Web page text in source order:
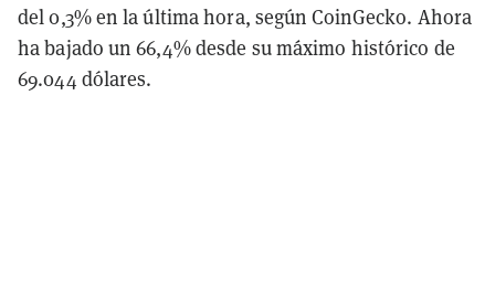
del 0,3% en la última hora, según CoinGecko. Ahora
ha bajado un 66,4% desde su máximo histórico de
69.044 dólares.